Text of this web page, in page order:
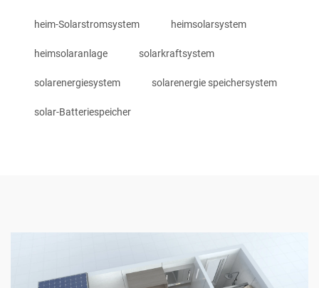
heim-Solarstromsystem heimsolarsystem
heimsolaranlage solarkraftsystem
solarenergiesystem solarenergie speichersystem
solar-Batteriespeicher